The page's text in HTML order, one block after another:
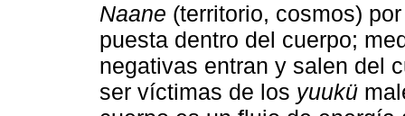
Naane (territorio, cosmos)
puesta dentro del cuerpo;
negativas entran y salen del
ser víctimas de los yuukü